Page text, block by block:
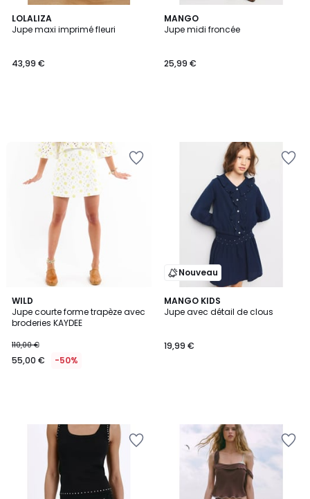
LOLALIZA
Jupe maxi imprimé fleuri
43,99 €
MANGO
Jupe midi froncée
25,99 €
WILD
Jupe courte forme trapèze avec
broderies KAYDEE
110,00 €
55,00 € -50%
Nouveau
MANGO KIDS
Jupe avec détail de clous
19,99 €